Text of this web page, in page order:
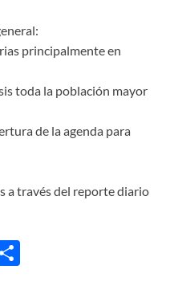
principalmente en
toda la población mayor
de la agenda para
a través del reporte diario